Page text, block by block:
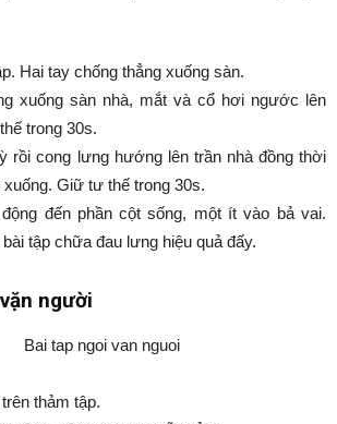
Hai tay chống thẳng xuống sàn.
xuống sàn nhà, mắt và cổ hơi ngước lên
trong 30s.
rồi cong lưng hướng lên trần nhà đồng thời
Giữ tư thế trong 30s.
đến phần cột sống, một ít vào bả vai.
tập chữa đau lưng hiệu quả đấy.
người
thảm tập.